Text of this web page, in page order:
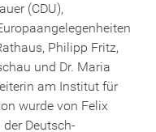
(CDU),
Philipp Fritz,
und Dr. Maria
am Institut für
wurde von Felix
Deutsch-